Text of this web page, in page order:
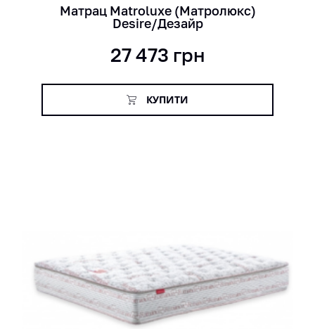
Матрац Matroluxe (Матролюкс)
Desire/Дезайр
27 473 грн
КУПИТИ